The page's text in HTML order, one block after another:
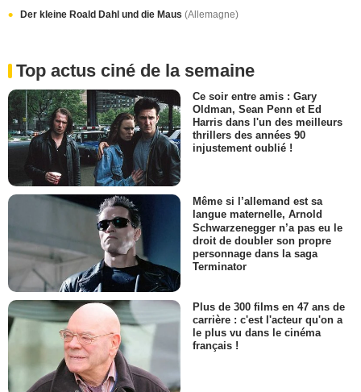
Der kleine Roald Dahl und die Maus (Allemagne)
Top actus ciné de la semaine
Ce soir entre amis : Gary
Oldman, Sean Penn et Ed
Harris dans l'un des meilleurs
thrillers des années 90
injustement oublié !
Même si l’allemand est sa
langue maternelle, Arnold
Schwarzenegger n’a pas eu le
droit de doubler son propre
personnage dans la saga
Terminator
Plus de 300 films en 47 ans de
carrière : c'est l'acteur qu'on a
le plus vu dans le cinéma
français !